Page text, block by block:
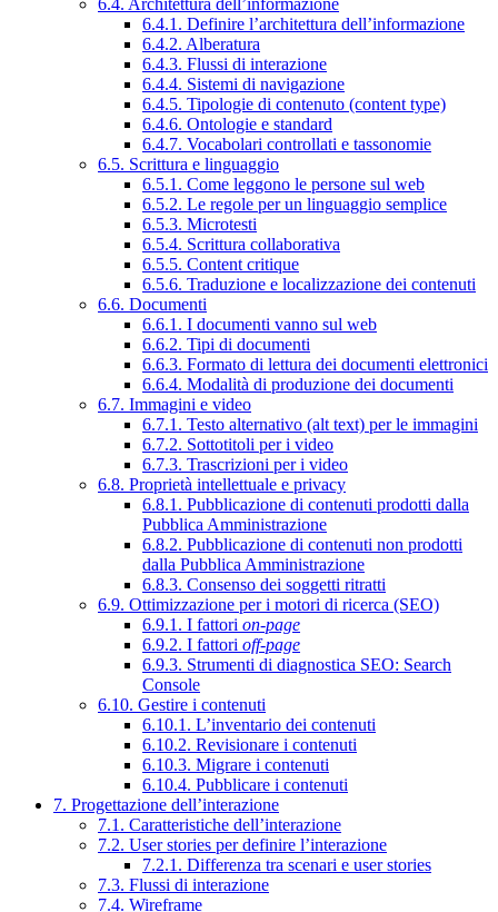
6.4.1. Definire l’architettura dell’informazione
6.4.2. Alberatura
6.4.3. Flussi di interazione
6.4.4. Sistemi di navigazione
6.4.5. Tipologie di contenuto (content type)
6.4.6. Ontologie e standard
6.4.7. Vocabolari controllati e tassonomie
6.5. Scrittura e linguaggio
6.5.1. Come leggono le persone sul web
6.5.2. Le regole per un linguaggio semplice
6.5.3. Microtesti
6.5.4. Scrittura collaborativa
6.5.5. Content critique
6.5.6. Traduzione e localizzazione dei contenuti
6.6. Documenti
6.6.1. I documenti vanno sul web
6.6.2. Tipi di documenti
6.6.3. Formato di lettura dei documenti elettronici
6.6.4. Modalità di produzione dei documenti
6.7. Immagini e video
6.7.1. Testo alternativo (alt text) per le immagini
6.7.2. Sottotitoli per i video
6.7.3. Trascrizioni per i video
6.8. Proprietà intellettuale e privacy
6.8.1. Pubblicazione di contenuti prodotti dalla
Pubblica Amministrazione
6.8.2. Pubblicazione di contenuti non prodotti
dalla Pubblica Amministrazione
6.8.3. Consenso dei soggetti ritratti
6.9. Ottimizzazione per i motori di ricerca (SEO)
6.9.1. I fattori on-page
6.9.2. I fattori off-page
6.9.3. Strumenti di diagnostica SEO: Search
Console
6.10. Gestire i contenuti
6.10.1. L’inventario dei contenuti
6.10.2. Revisionare i contenuti
6.10.3. Migrare i contenuti
6.10.4. Pubblicare i contenuti
7. Progettazione dell’interazione
7.1. Caratteristiche dell’interazione
7.2. User stories per definire l’interazione
7.2.1. Differenza tra scenari e user stories
7.3. Flussi di interazione
7.4. Wireframe